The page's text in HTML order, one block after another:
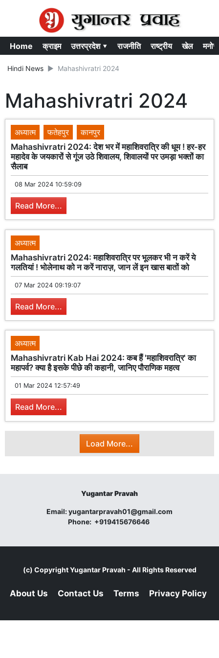
Home क्राइम उत्तरप्रदेश ▾ राजनीति राष्ट्रीय खेल
Hindi News Mahashivratri 2024
Mahashivratri 2024
अध्यात्म फतेहपुर
कानपुर
Mahashivratri 2024: देश भर में महाशिवरात्रि की धूम ! हर-हर
महादेव के जयकारों से गूंज उठे शिवालय, शिवालयों पर उमड़ा भक्तों का
सैलाब
08 Mar 2024 10:59:09
Read More...
अध्यात्म
Mahashivratri 2024: महाशिवरात्रि पर भूलकर भी न करें ये
गलतियां ! भोलेनाथ को न करें नाराज़, जान लें इन खास बातों को
07 Mar 2024 09:19:07
Read More...
अध्यात्म
Mahashivratri Kab Hai 2024: कब हैं 'महाशिवरात्रि' का
महापर्व? क्या है इसके पीछे की कहानी, जानिए पौराणिक महत्व
01 Mar 2024 12:57:49
Read More...
Load More...
Yugantar Pravah
Email:yugantarpravah01@gmail.com
Phone: +919415676646
(c) CopyrightYugantar Pravah - All Rights Reserved
About Us Contact Us Terms Privacy Policy